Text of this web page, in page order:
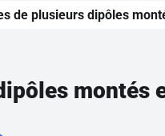
de plusieurs dipôles
montés